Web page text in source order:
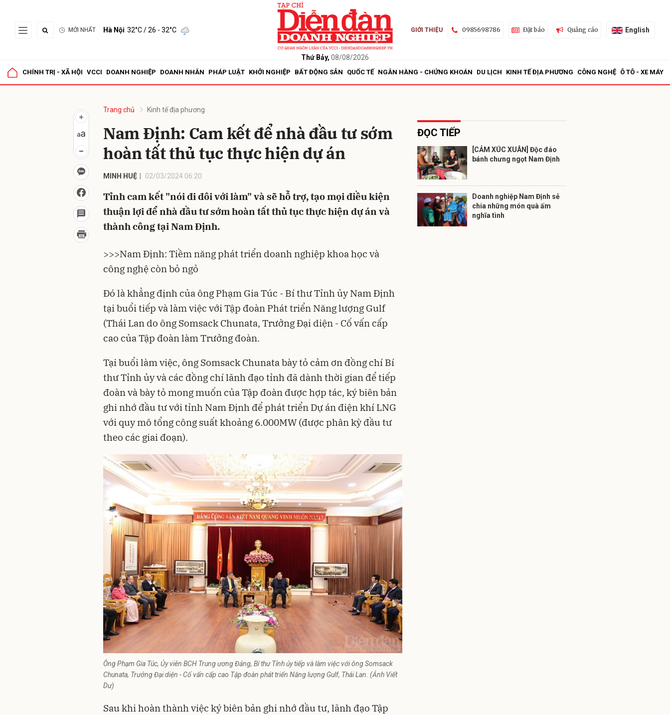
MỚI NHẤT Hà Nội 32°C/ 26 - 32°C
Thứ Bảy, 08/08/2026
GIỚI THIỆU 0985698786 Đặt báo Quảng cáo English
CHÍNH TRỊ - XÃ HỘI VCCI DOANH NGHIỆP DOANH NHÂN PHÁP LUẬT KHỞI NGHIỆP BẤT ĐỘNG SẢN QUỐC TẾ NGÂN HÀNG - CHỨNG KHOÁN DU LỊCH KINH TẾ ĐỊA PHƯƠNG CÔNG NGHỆ Ô TÔ - XE MÁY
Trang chủ Kinh tế địa phương
Nam Định: Cam kết để nhà đầu tư sớm
hoàn tất thủ tục thực hiện dự án
MINH HUỆ 02/03/2024 06:20
Tỉnh cam kết "nói đi đôi với làm" và sẽ hỗ trợ, tạo mọi điều kiện
thuận lợi để nhà đầu tư sớm hoàn tất thủ tục thực hiện dự án và
thành công tại Nam Định.
>>>Nam Định: Tiềm năng phát triển doanh nghiệp khoa học và
công nghệ còn bỏ ngỏ
Đó là khẳng định của ông Phạm Gia Túc - Bí thư Tỉnh ủyNam Định
tại buổi tiếp và làm việc với Tập đoàn Phát triển Năng lượng Gulf
(Thái Lan do ông Somsack Chunata, Trưởng Đại diện - Cố vấn cấp
cao của Tập đoàn làm Trưởng đoàn.
Tại buổi làm việc, ông Somsack Chunata bày tỏ cảm ơn đồng chí Bí
thư Tỉnh ủy và các đồng chí lãnh đạo tỉnh đã dành thời gian để tiếp
đoàn và bày tỏ mong muốn của Tập đoàn được hợp tác, ký biên bản
ghi nhớ đầu tư với tỉnh Nam Định để phát triển Dự án điện khí LNG
với quy mô tổng công suất khoảng 6.000MW (được phân kỳ đầu tư
theo các giai đoạn).
Ông Phạm Gia Túc, Ủy viên BCH Trung ương Đảng, Bí thư Tỉnh ủy tiếp và làm việc với ông Somsack
Chunata, Trưởng Đại diện - Cố vấn cấp cao Tập đoàn phát triển Năng lượng Gulf, Thái Lan. (Ảnh Viết
Dư)
Sau khi hoàn thành việc ký biên bản ghi nhớ đầu tư, lãnh đạo Tập
ĐỌC TIẾP
[CẢM XÚC XUÂN] Độc đáo
bánh chưng ngọt Nam Định
Doanh nghiệp Nam Định sẻ
chia những món quà ấm
nghĩa tình
Gửi